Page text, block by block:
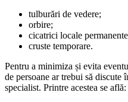
tulburări de vedere;
orbire;
cicatrici locale
cruste temporare.
Pentru a minimiza și evita
de persoane ar trebui să discute
specialist. Printre acestea se află: